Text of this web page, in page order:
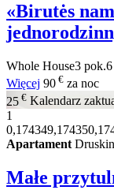
«Birutės
Whole House3 pok.
Więcej 90 € za noc
25 € Kalendarz
1
Apartament
Małe